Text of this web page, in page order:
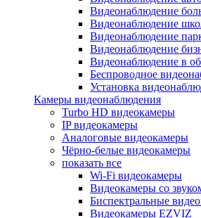
Видеонаблюдение
Видеонаблюдение
Видеонаблюдение
Видеонаблюдение
Видеонаблюдение в
Беспроводное
Установка
Камеры видеонаблюдения
Turbo HD видеокамеры
IP видеокамеры
Аналоговые видеокамеры
Чёрно-белые видеокамеры
показать все
Wi-Fi видеокамеры
Видеокамеры со
Биспектральные
Видеокамеры EZVIZ